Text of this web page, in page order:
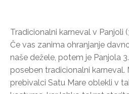
Tradicionalni karneval v Panjoli
Če vas zanima ohranjanje
naše dežele, potem je Panjola
poseben tradicionalni karneval.
prebivalci Satu Mare oblekli v